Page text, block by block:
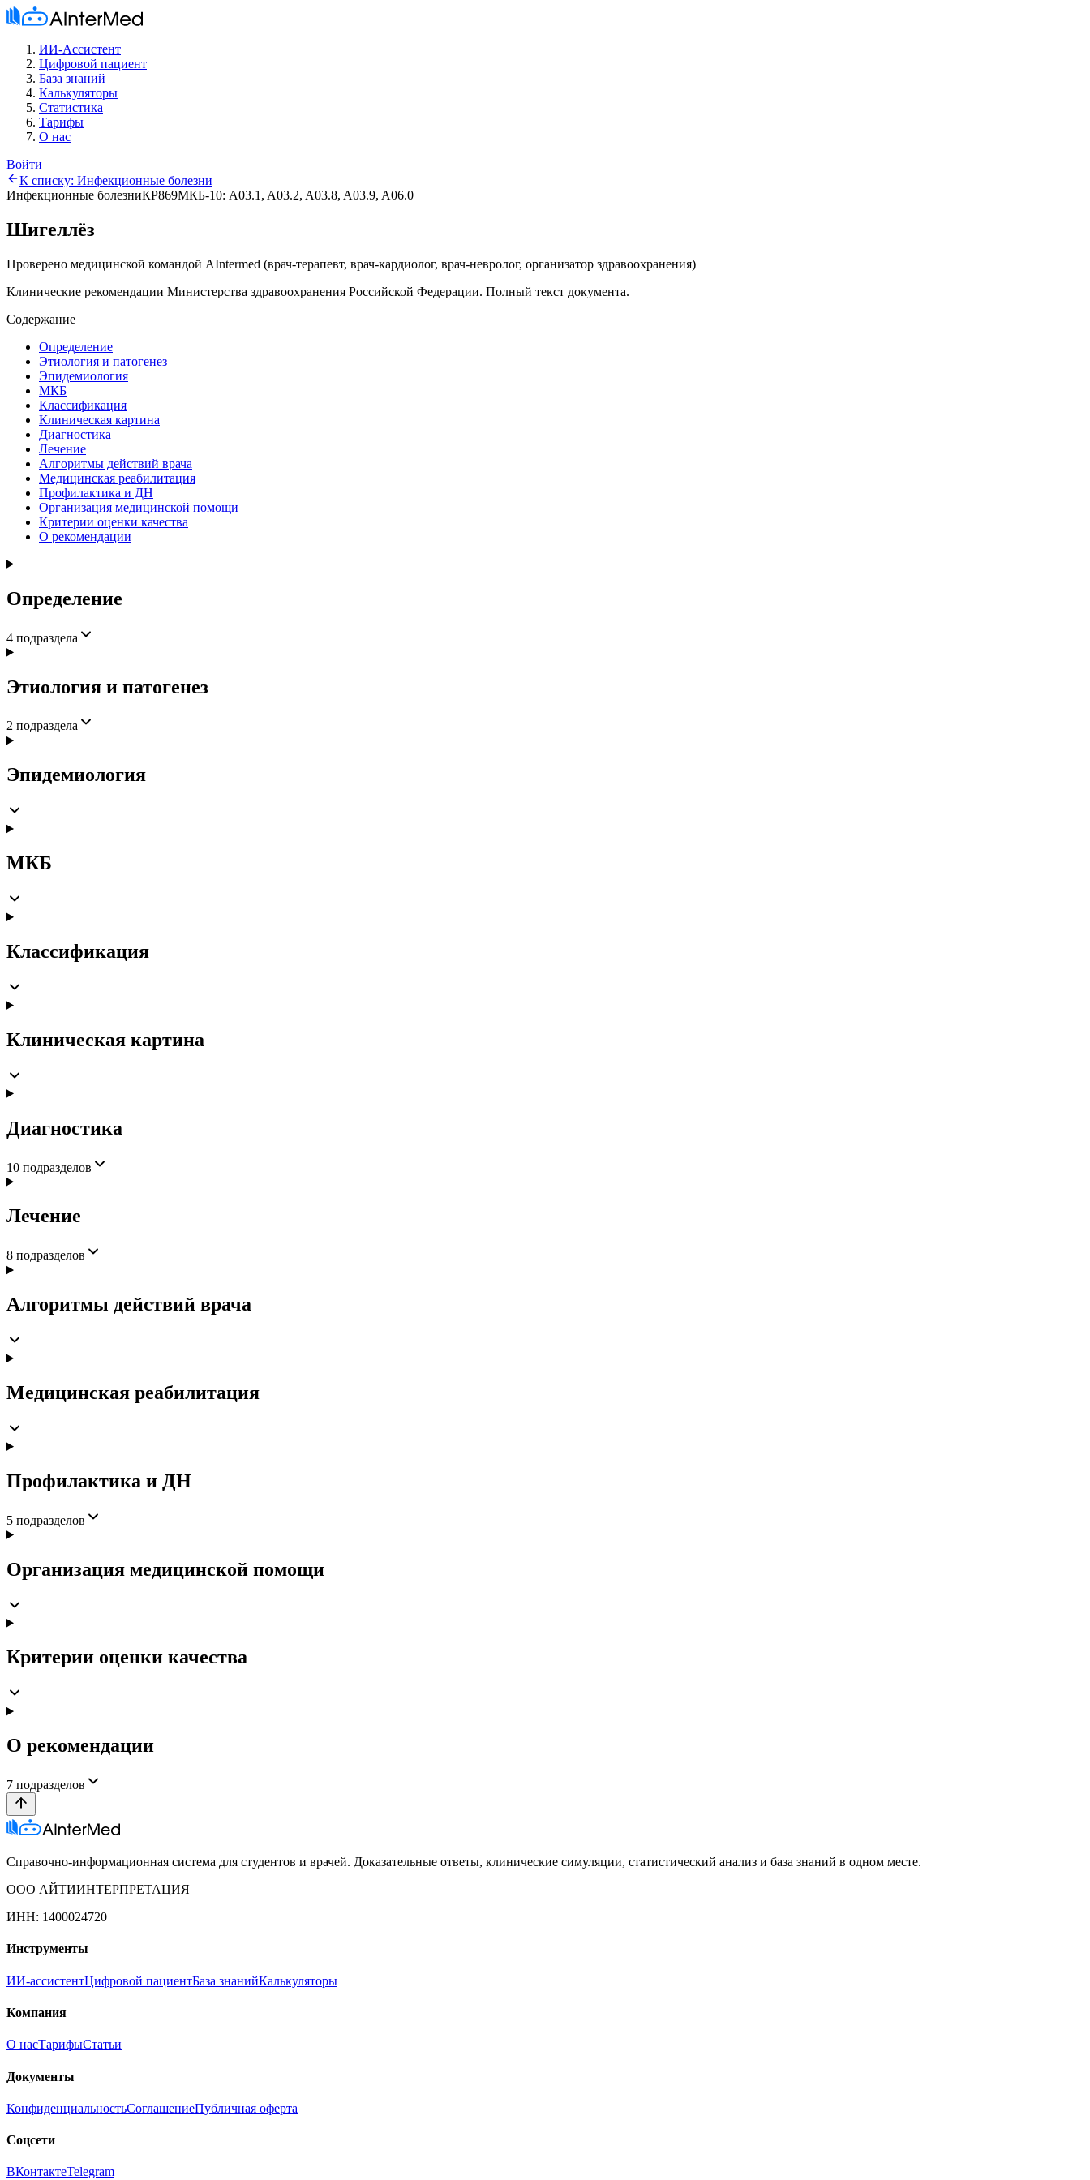
ИИ-Ассистент
Цифровой пациент
База знаний
Калькуляторы
Статистика
Тарифы
О нас
Войти
К списку: Инфекционные болезни
Инфекционные болезниКР869МКБ-10: A03.1, A03.2, A03.8, A03.9, A06.0
Шигеллёз
Проверено медицинской командой AIntermed (врач-терапевт, врач-кардиолог, врач-невролог, организатор здравоохранения)
Клинические рекомендации Министерства здравоохранения Российской Федерации. Полный текст документа.
Содержание
Определение
Этиология и патогенез
Эпидемиология
МКБ
Классификация
Клиническая картина
Диагностика
Лечение
Алгоритмы действий врача
Медицинская реабилитация
Профилактика и ДН
Организация медицинской помощи
Критерии оценки качества
О рекомендации
Определение
4 подраздела
Этиология и патогенез
2 подраздела
Эпидемиология
МКБ
Классификация
Клиническая картина
Диагностика
10 подразделов
Лечение
8 подразделов
Алгоритмы действий врача
Медицинская реабилитация
Профилактика и ДН
5 подразделов
Организация медицинской помощи
Критерии оценки качества
О рекомендации
7 подразделов
Справочно-информационная система для студентов и врачей. Доказательные ответы, клинические симуляции, статистический анализ и база знаний в одном месте.
ООО АЙТИИНТЕРПРЕТАЦИЯ
ИНН: 1400024720
Инструменты
ИИ-ассистентЦифровой пациентБаза знанийКалькуляторы
Компания
О насТарифыСтатьи
Документы
КонфиденциальностьСоглашениеПубличная оферта
Соцсети
ВКонтактеTelegram